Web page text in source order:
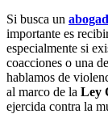
Si busca un
importante es
especialmente si
coacciones o una
hablamos de
al marco de la Ley
ejercida contra la